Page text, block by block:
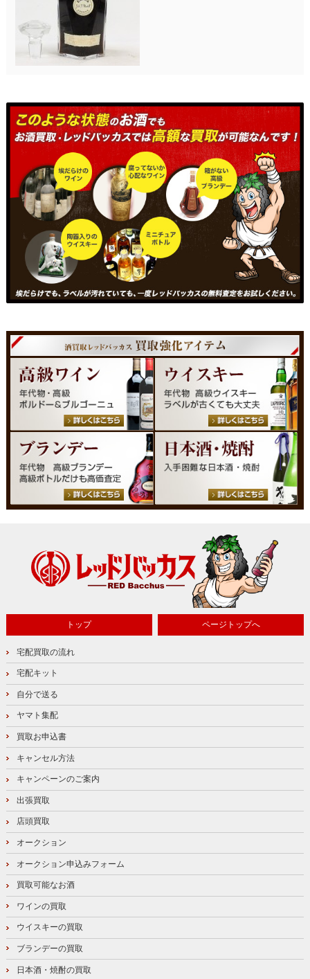
トップ ページトップへ
宅配買取の流れ
宅配キット
自分で送る
ヤマト集配
買取お申込書
キャンセル方法
キャンペーンのご案内
出張買取
店頭買取
オークション
オークション申込みフォーム
買取可能なお酒
ワインの買取
ウイスキーの買取
ブランデーの買取
日本酒・焼酎の買取